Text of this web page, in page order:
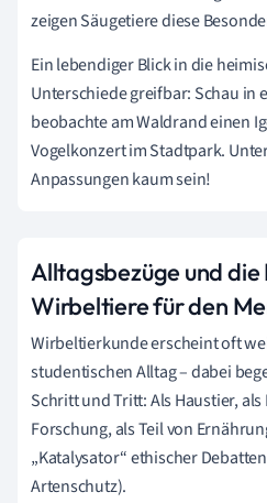
zeigen Säugetiere diese
Ein lebendiger Blick in die
Unterschiede greifbar: Schau in
beobachte am Waldrand einen
Vogelkonzert im Stadtpark.
Anpassungen kaum sein!
Alltagsbezüge und
Wirbeltiere für den
Wirbeltierkunde erscheint oft
studentischen Alltag – dabei
Schritt und Tritt: Als Haustier,
Forschung, als Teil von
„Katalysator“ ethischer
Artenschutz).